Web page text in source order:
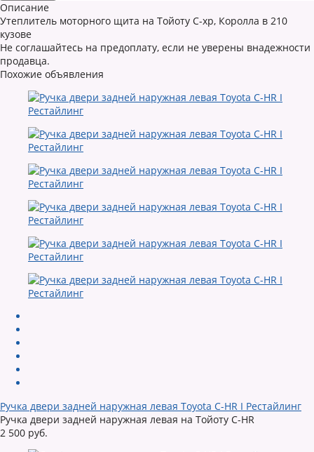
Описание
Утеплитель моторного щита на Тойоту С-хр, Королла в 210
кузове
Не соглашайтесь на предоплату, если не уверены внадежности
продавца.
Похожие объявления
Ручка двери задней наружная левая Toyota C-HR I Рестайлинг
Ручка двери задней наружная левая на Тойоту C-HR
2 500 руб.